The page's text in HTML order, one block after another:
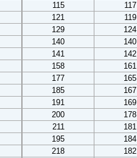
115 117
121 119
129 124
140 140
141 142
158 161
177 165
185 167
191 169
200 178
211 181
195 184
218 182